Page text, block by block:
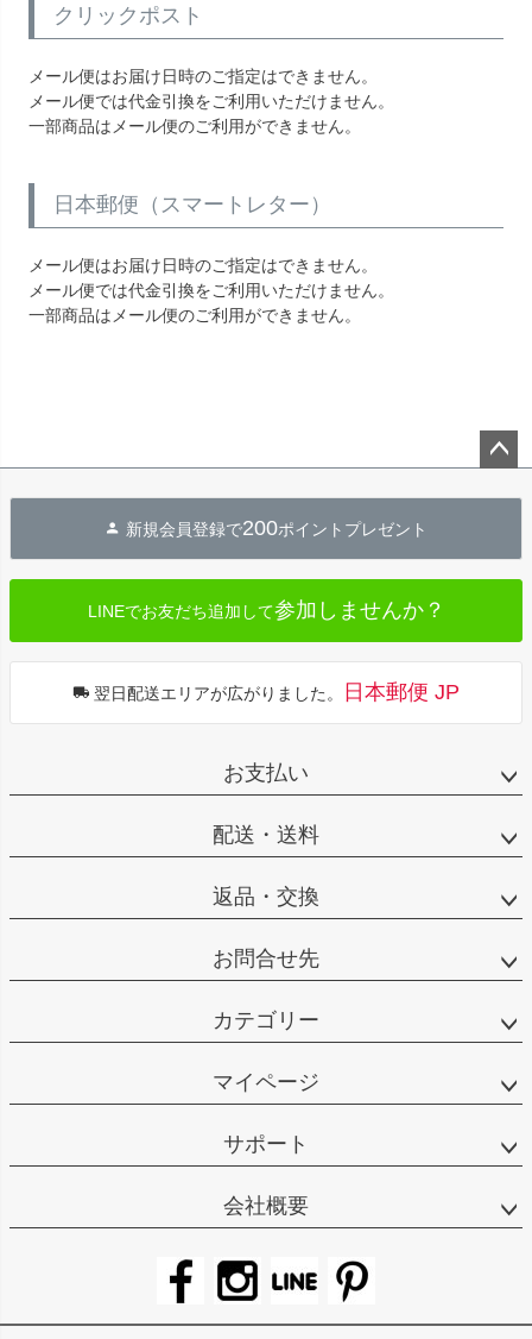
クリックポスト
メール便はお届け日時のご指定はできません。
メール便では代金引換をご利用いただけません。
一部商品はメール便のご利用ができません。
日本郵便（スマートレター）
メール便はお届け日時のご指定はできません。
メール便では代金引換をご利用いただけません。
一部商品はメール便のご利用ができません。
へ
新規会員登録で200ポイントプレゼント
LINEでお友だち追加して参加しませんか？
翌日配送エリアが広がりました。 日本郵便 JP
お支払い
配送・送料
返品・交換
お問合せ先
カテゴリー
マイページ
サポート
会社概要